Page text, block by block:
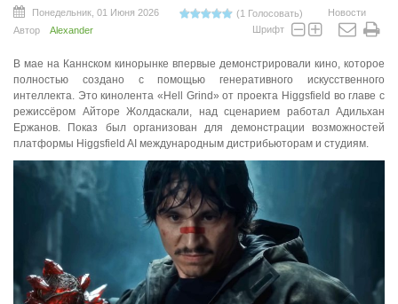
Понедельник, 01 Июня 2026 (1 Голосовать)
Новости
Автор
Alexander Шрифт
В мае на Каннском кинорынке впервые демонстрировали кино, которое
полностью создано с помощью генеративного искусственного
интеллекта. Это кинолента «Hell Grind» от проекта Higgsfield во главе с
режиссёром Айторе Жолдаскали, над сценарием работал Адильхан
Ержанов. Показ был организован для демонстрации возможностей
платформы Higgsfield AI международным дистрибьюторам и студиям.